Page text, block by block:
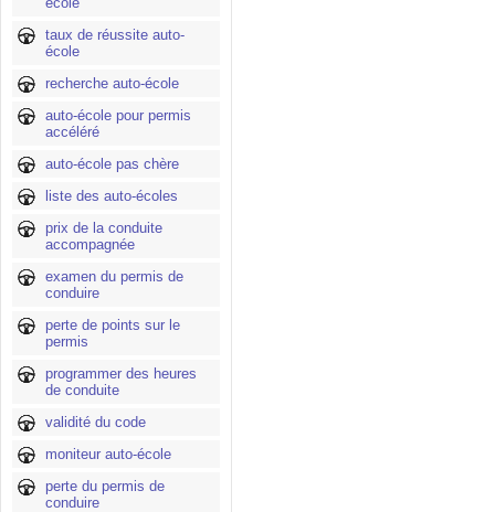
taux de réussite auto-
école
recherche auto-école
auto-école pour permis
accéléré
auto-école pas chère
liste des auto-écoles
prix de la conduite
accompagnée
examen du permis de
conduire
perte de points sur le
permis
programmer des heures
de conduite
validité du code
moniteur auto-école
perte du permis de
conduire